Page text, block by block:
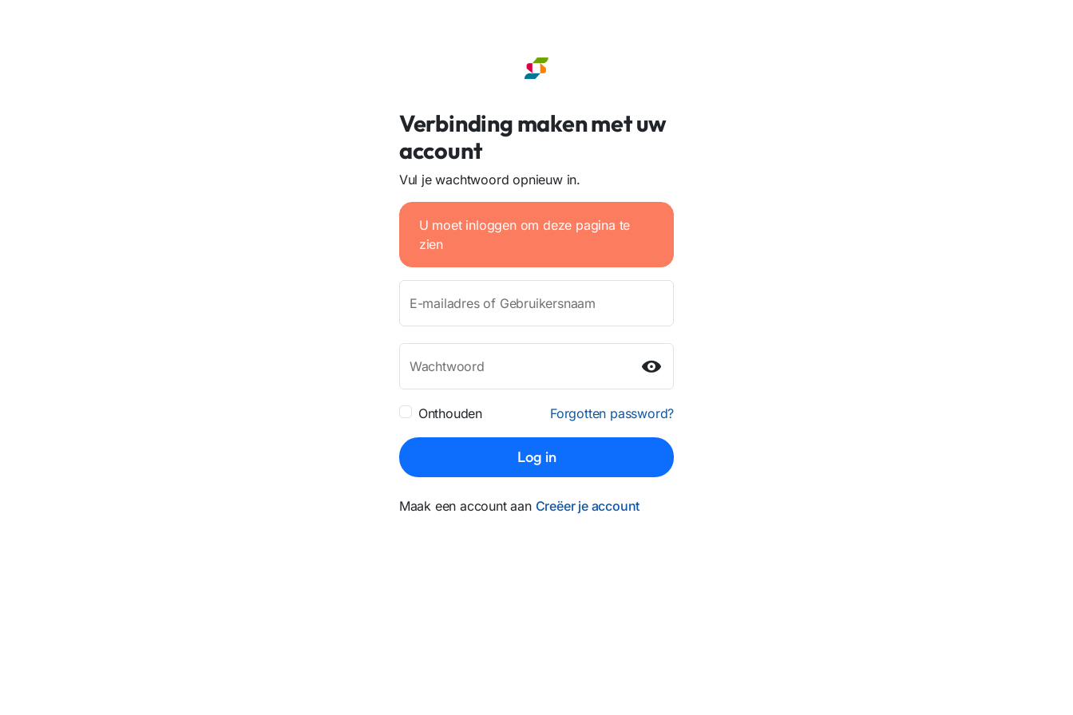
Verbinding maken met uw
account
Vul je wachtwoord opnieuw in.
U moet inloggen om deze pagina te
zien
E-mailadres of Gebruikersnaam
Wachtwoord
Onthouden Forgotten password?
Log in
Maak een account aan Creëer je account